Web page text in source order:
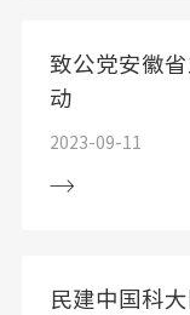
致公党安徽
动
2023-09-11
民建中国科